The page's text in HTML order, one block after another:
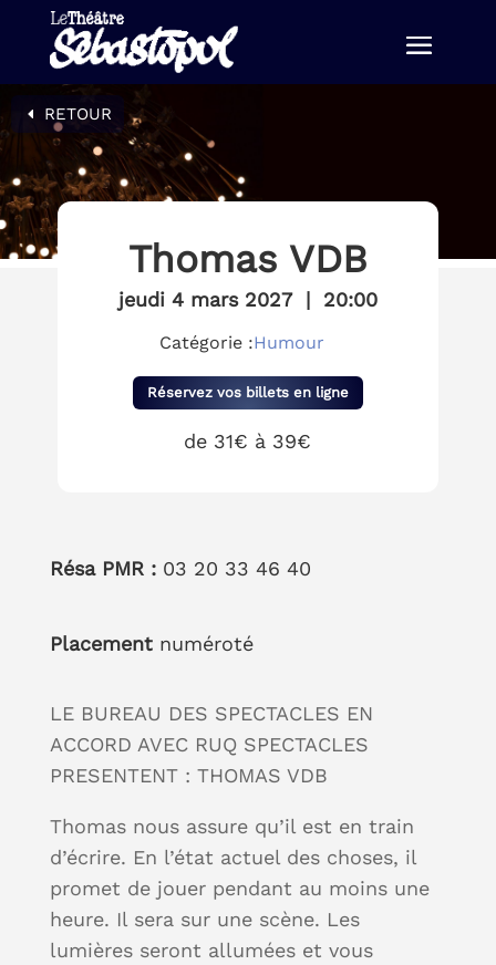
RETOUR
Thomas VDB
jeudi 4 mars 2027| 20:00
Catégorie :Humour
Réservez vos billets en ligne
de 31€ à 39€
Résa PMR : 03 20 33 46 40
Placement numéroté
LE BUREAU DES SPECTACLES EN
ACCORD AVEC RUQ SPECTACLES
PRESENTENT : THOMAS VDB
Thomas nous assure qu’il est en train
d’écrire. En l’état actuel des choses, il
promet de jouer pendant au moins une
heure. Il sera sur une scène. Les
lumières seront allumées et vous